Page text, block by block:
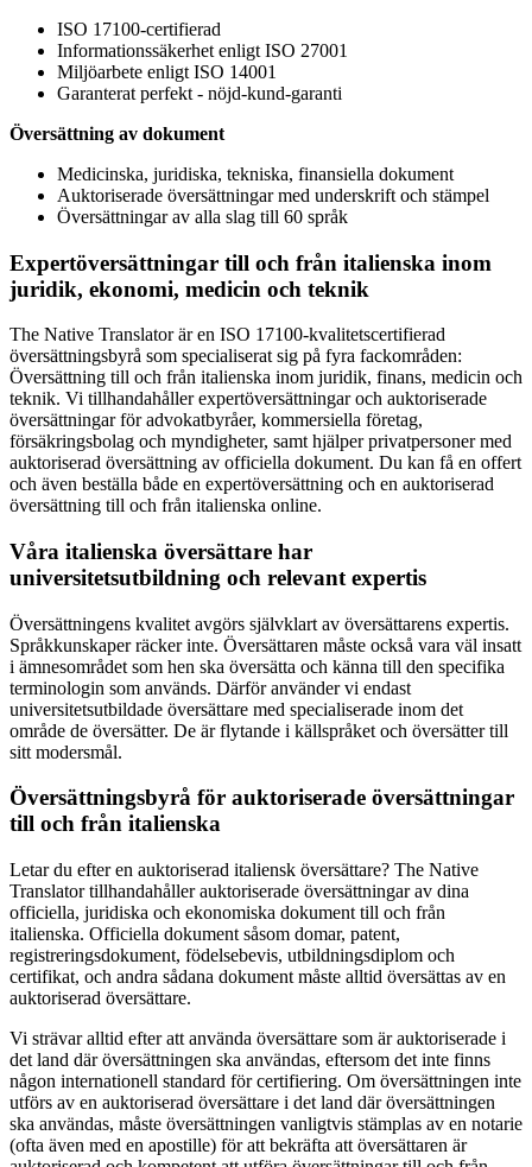
ISO 17100-certifierad
Informationssäkerhet enligt ISO 27001
Miljöarbete enligt ISO 14001
Garanterat perfekt - nöjd-kund-garanti
Översättning av dokument
Medicinska, juridiska, tekniska, finansiella dokument
Auktoriserade översättningar med underskrift och stämpel
Översättningar av alla slag till 60 språk
Expertöversättningar till och från italienska inom
juridik, ekonomi, medicin och teknik
The Native Translator är en ISO 17100-kvalitetscertifierad
översättningsbyrå som specialiserat sig på fyra fackområden:
Översättning till och från italienska inom juridik, finans, medicin och
teknik. Vi tillhandahåller expertöversättningar och auktoriserade
översättningar för advokatbyråer, kommersiella företag,
försäkringsbolag och myndigheter, samt hjälper privatpersoner med
auktoriserad översättning av officiella dokument. Du kan få en offert
och även beställa både en expertöversättning och en auktoriserad
översättning till och från italienska online.
Våra italienska översättare har
universitetsutbildning och relevant expertis
Översättningens kvalitet avgörs självklart av översättarens expertis.
Språkkunskaper räcker inte. Översättaren måste också vara väl insatt
i ämnesområdet som hen ska översätta och känna till den specifika
terminologin som används. Därför använder vi endast
universitetsutbildade översättare med specialiserade inom det
område de översätter. De är flytande i källspråket och översätter till
sitt modersmål.
Översättningsbyrå för auktoriserade översättningar
till och från italienska
Letar du efter en auktoriserad italiensk översättare? The Native
Translator tillhandahåller auktoriserade översättningar av dina
officiella, juridiska och ekonomiska dokument till och från
italienska. Officiella dokument såsom domar, patent,
registreringsdokument, födelsebevis, utbildningsdiplom och
certifikat, och andra sådana dokument måste alltid översättas av en
auktoriserad översättare.
Vi strävar alltid efter att använda översättare som är auktoriserade i
det land där översättningen ska användas, eftersom det inte finns
någon internationell standard för certifiering. Om översättningen inte
utförs av en auktoriserad översättare i det land där översättningen
ska användas, måste översättningen vanligtvis stämplas av en notarie
(ofta även med en apostille) för att bekräfta att översättaren är